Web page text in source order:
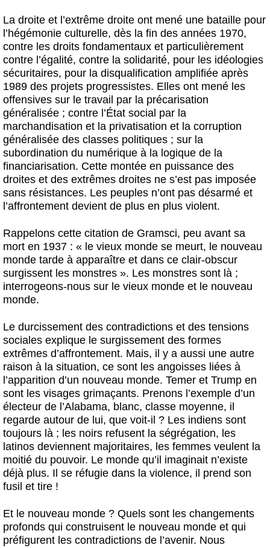
La droite et l’extrême droite ont mené une bataille pour
l’hégémonie culturelle, dès la fin des années 1970,
contre les droits fondamentaux et particulièrement
contre l’égalité, contre la solidarité, pour les idéologies
sécuritaires, pour la disqualification amplifiée après
1989 des projets progressistes. Elles ont mené les
offensives sur le travail par la précarisation
généralisée ; contre l’État social par la
marchandisation et la privatisation et la corruption
généralisée des classes politiques ; sur la
subordination du numérique à la logique de la
financiarisation. Cette montée en puissance des
droites et des extrêmes droites ne s’est pas imposée
sans résistances. Les peuples n’ont pas désarmé et
l’affrontement devient de plus en plus violent.
Rappelons cette citation de Gramsci, peu avant sa
mort en 1937 : « le vieux monde se meurt, le nouveau
monde tarde à apparaître et dans ce clair-obscur
surgissent les monstres ». Les monstres sont là ;
interrogeons-nous sur le vieux monde et le nouveau
monde.
Le durcissement des contradictions et des tensions
sociales explique le surgissement des formes
extrêmes d’affrontement. Mais, il y a aussi une autre
raison à la situation, ce sont les angoisses liées à
l’apparition d’un nouveau monde. Temer et Trump en
sont les visages grimaçants. Prenons l’exemple d’un
électeur de l’Alabama, blanc, classe moyenne, il
regarde autour de lui, que voit-il ? Les indiens sont
toujours là ; les noirs refusent la ségrégation, les
latinos deviennent majoritaires, les femmes veulent la
moitié du pouvoir. Le monde qu’il imaginait n’existe
déjà plus. Il se réfugie dans la violence, il prend son
fusil et tire !
Et le nouveau monde ? Quels sont les changements
profonds qui construisent le nouveau monde et qui
préfigurent les contradictions de l’avenir. Nous